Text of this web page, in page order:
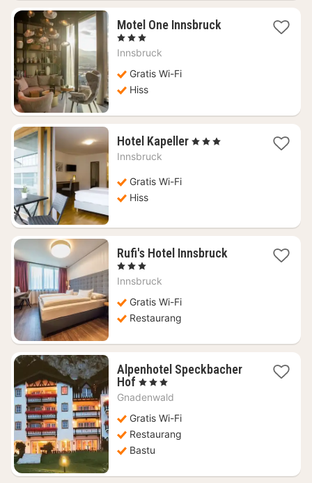
Motel One Innsbruck1
, 3 Stjärnor
Innsbruck
Gratis Wi-Fi
Hiss
Hotel Kapeller1
, 3 Stjärnor
Innsbruck
Gratis Wi-Fi
Hiss
Rufi's Hotel Innsbruck1
, 3 Stjärnor
Innsbruck
Gratis Wi-Fi
Restaurang
Alpenhotel Speckbacher
Hof 1
natt
1400
kr.
, 3 Stjärnor
Gnadenwald
Gratis Wi-Fi
Restaurang
Bastu